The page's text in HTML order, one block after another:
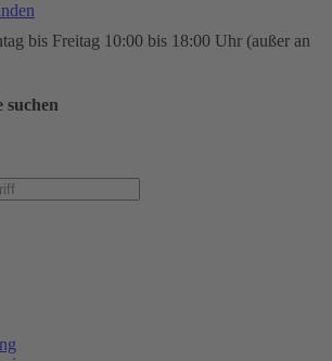
bis Freitag 10:00 bis 18:00 Uhr (außer an
suchen